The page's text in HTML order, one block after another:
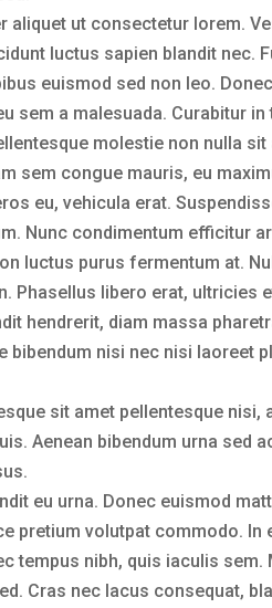
aliquet ut consectetur lorem.
luctus sapien blandit
euismod sed non leo.
sem a malesuada. Curabitur
molestie non nulla
sem congue mauris, eu
eu, vehicula erat.
Nunc condimentum efficitur
luctus purus fermentum at.
Phasellus libero erat,
hendrerit, diam massa
nisi nec nisi laoreet
sit amet pellentesque
Aenean bibendum urna sed
eu urna. Donec euismod
pretium volutpat commodo.
tempus nibh, quis iaculis
Cras nec lacus consequat,